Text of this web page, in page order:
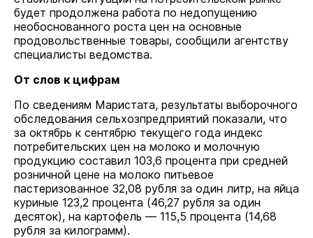
будет продолжена работа по недопущению
необоснованного роста цен на основные
продовольственные товары, сообщили агентству
специалисты ведомства.
От слов к цифрам
По сведениям Маристата, результаты выборочного
обследования сельхозпредприятий показали, что
за октябрь к сентябрю текущего года индекс
потребительских цен на молоко и молочную
продукцию составил 103,6 процента при средней
розничной цене на молоко питьевое
пастеризованное 32,08 рубля за один литр, на яйца
куриные 123,2 процента (46,27 рубля за один
десяток), на картофель — 115,5 процента (14,68
рубля за килограмм).